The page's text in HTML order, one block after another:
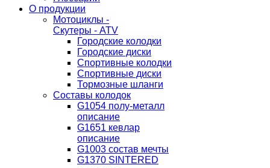
О продукции
Мотоциклы -
Скутеры - ATV
Городские колодки
Городские диски
Спортивные колодки
Спортивные диски
Тормозные шланги
Составы колодок
G1054 полу-металл
описание
G1651 кевлар
описание
G1003 состав мечты
G1370 SINTERED